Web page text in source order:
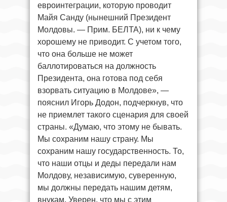
евроинтеграции, которую проводит
Майя Санду (нынешний Президент
Молдовы. — Прим. БЕЛТА), ни к чему
хорошему не приводит. С учетом того,
что она больше не может
баллотироваться на должность
Президента, она готова под себя
взорвать ситуацию в Молдове», —
пояснил Игорь Додон, подчеркнув, что
не приемлет такого сценария для своей
страны. «Думаю, что этому не бывать.
Мы сохраним нашу страну. Мы
сохраним нашу государственность. То,
что наши отцы и деды передали нам
Молдову, независимую, суверенную,
мы должны передать нашим детям,
внукам. Уверен, что мы с этим